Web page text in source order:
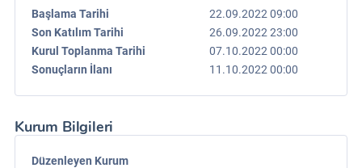
Başlama Tarihi
22.09.2022 09:00
Son Katılım Tarihi
26.09.2022 23:00
Kurul Toplanma Tarihi
07.10.2022 00:00
Sonuçların İlanı
11.10.2022 00:00
Kurum Bilgileri
Düzenleyen Kurum